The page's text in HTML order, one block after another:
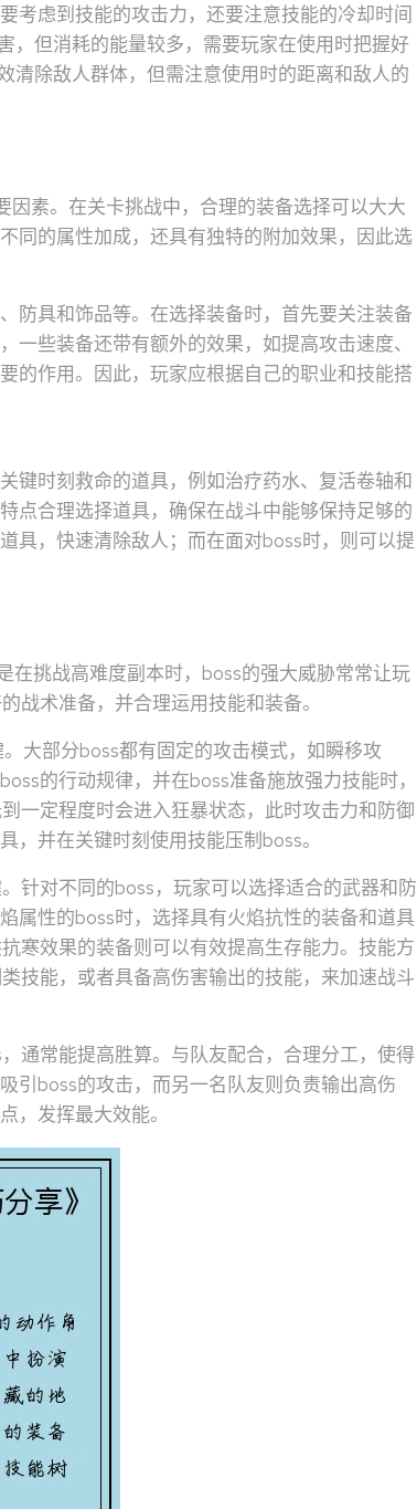
考虑到技能的攻击力，还要注意技能的冷却时间
，但消耗的能量较多，需要玩家在使用时把握好
清除敌人群体，但需注意使用时的距离和敌人的
素。在关卡挑战中，合理的装备选择可以大大
同的属性加成，还具有独特的附加效果，因此选
防具和饰品等。在选择装备时，首先要关注装备
些装备还带有额外的效果，如提高攻击速度、
的作用。因此，玩家应根据自己的职业和技能搭
键时刻救命的道具，例如治疗药水、复活卷轴和
点合理选择道具，确保在战斗中能够保持足够的
具，快速清除敌人；而在面对boss时，则可以提
在挑战高难度副本时，boss的强大威胁常常让玩
战术准备，并合理运用技能和装备。
大部分boss都有固定的攻击模式，如瞬移攻
的行动规律，并在boss准备施放强力技能时，
一定程度时会进入狂暴状态，此时攻击力和防御
，并在关键时刻使用技能压制boss。
针对不同的boss，玩家可以选择适合的武器和防
属性的boss时，选择具有火焰抗性的装备和道具
寒效果的装备则可以有效提高生存能力。技能方
技能，或者具备高伤害输出的技能，来加速战斗
通常能提高胜算。与队友配合，合理分工，使得
引boss的攻击，而另一名队友则负责输出高伤
，发挥最大效能。